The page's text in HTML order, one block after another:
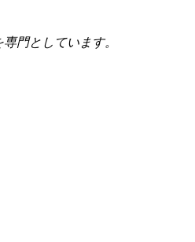
門としています。